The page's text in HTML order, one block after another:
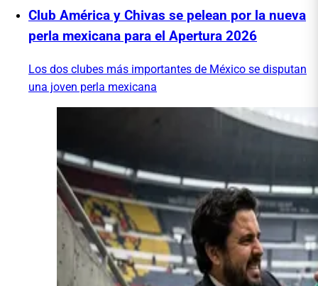
Club América y Chivas se pelean por la nueva
perla mexicana para el Apertura 2026
Los dos clubes más importantes de México se disputan
una joven perla mexicana